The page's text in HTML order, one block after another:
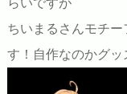
ちいまるさんモチ
す！自作なのかグ